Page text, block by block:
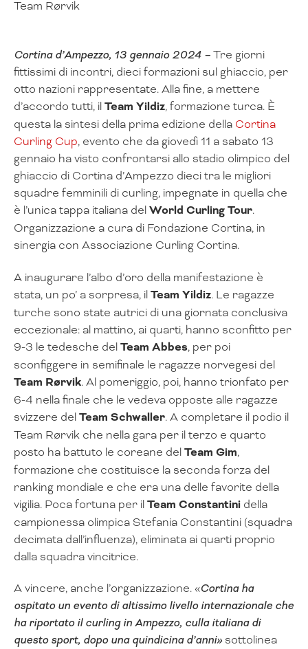
Team Rørvik
Cortina d’Ampezzo, 13 gennaio 2024 –Tre giorni
fittissimi di incontri, dieci formazioni sul ghiaccio, per
otto nazioni rappresentate. Alla fine, a mettere
d’accordo tutti, ilTeam Yildiz, formazione turca. È
questa la sintesi della prima edizione della Cortina
Curling Cup, evento che da giovedì 11 a sabato 13
gennaio ha visto confrontarsi allo stadio olimpico del
ghiaccio di Cortina d’Ampezzo dieci tra le migliori
squadre femminili di curling, impegnate in quella che
è l’unica tappa italiana delWorld Curling Tour.
Organizzazione a cura di Fondazione Cortina, in
sinergia con Associazione Curling Cortina.
A inaugurare l’albo d’oro della manifestazione è
stata, un po’ a sorpresa, ilTeam Yildiz. Le ragazze
turche sono state autrici di una giornata conclusiva
eccezionale: al mattino, ai quarti, hanno sconfitto per
9-3 le tedesche delTeam Abbes, per poi
sconfiggere in semifinale le ragazze norvegesi del
Team Rørvik. Al pomeriggio, poi, hanno trionfato per
6-4 nella finale che le vedeva opposte alle ragazze
svizzere delTeam Schwaller. A completare il podio il
Team Rørvik che nella gara per il terzo e quarto
posto ha battuto le coreane delTeam Gim,
formazione che costituisce la seconda forza del
ranking mondiale e che era una delle favorite della
vigilia. Poca fortuna per ilTeam Constantini della
campionessa olimpica Stefania Constantini (squadra
decimata dall’influenza), eliminata ai quarti proprio
dalla squadra vincitrice.
A vincere, anche l’organizzazione. «Cortina ha
ospitato un evento di altissimo livello internazionale che
ha riportato il curling in Ampezzo, culla italiana di
questo sport, dopo una quindicina d’anni»sottolinea